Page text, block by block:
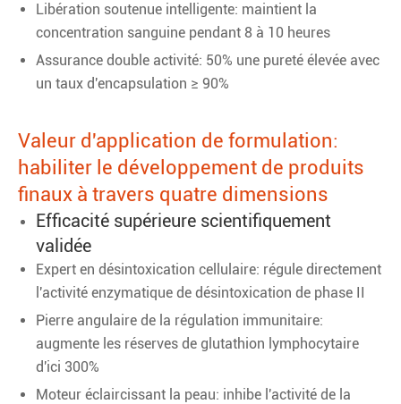
Libération soutenue intelligente: maintient la
concentration sanguine pendant 8 à 10 heures
Assurance double activité: 50% une pureté élevée avec
un taux d'encapsulation ≥ 90%
Valeur d'application de formulation:
habiliter le développement de produits
finaux à travers quatre dimensions
Efficacité supérieure scientifiquement
validée
Expert en désintoxication cellulaire: régule directement
l'activité enzymatique de désintoxication de phase II
Pierre angulaire de la régulation immunitaire:
augmente les réserves de glutathion lymphocytaire
d'ici 300%
Moteur éclaircissant la peau: inhibe l'activité de la